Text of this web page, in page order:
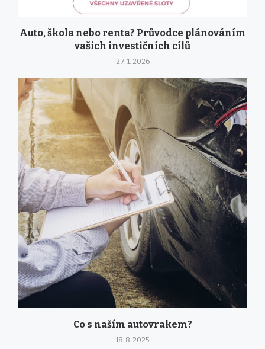
Auto, škola nebo renta? Průvodce plánováním
vašich investičních cílů
27. 1. 2026
Co s naším autovrakem?
18. 8. 2025